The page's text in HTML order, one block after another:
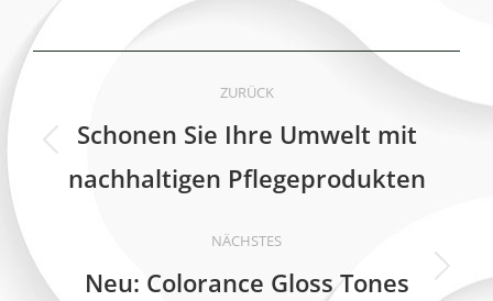
Kommentarnavigation
ZURÜCK
Beitrag:
Schonen Sie Ihre Umwelt mit
nachhaltigen Pflegeprodukten
NÄCHSTES
Nächster
Neu: Colorance Gloss Tones